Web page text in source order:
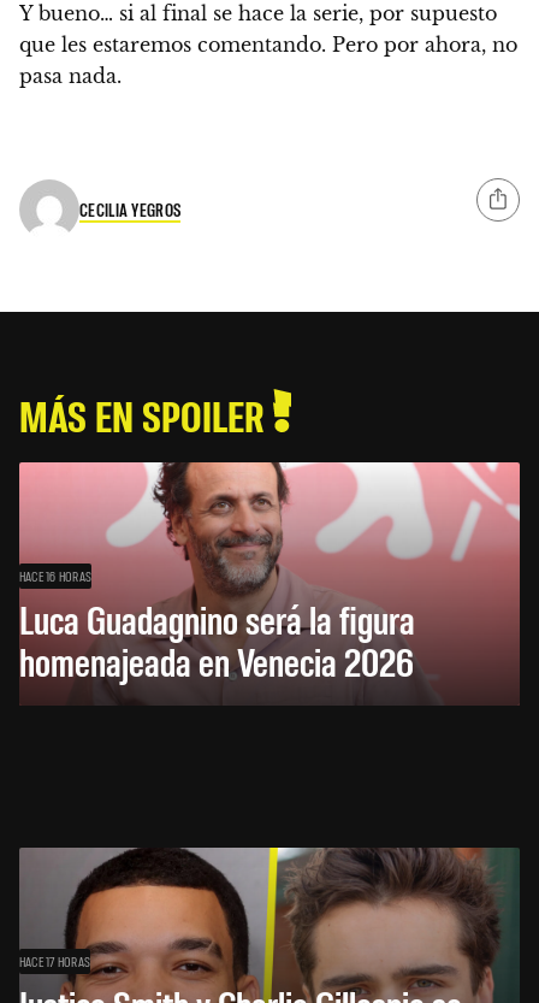
Y bueno… si al final se hace la serie, por supuesto
que les estaremos comentando. Pero por ahora, no
pasa nada.
CECILIA YEGROS
MÁS EN SPOILER
HACE 16 HORAS
Luca Guadagnino será la figura
homenajeada en Venecia 2026
HACE 17 HORAS